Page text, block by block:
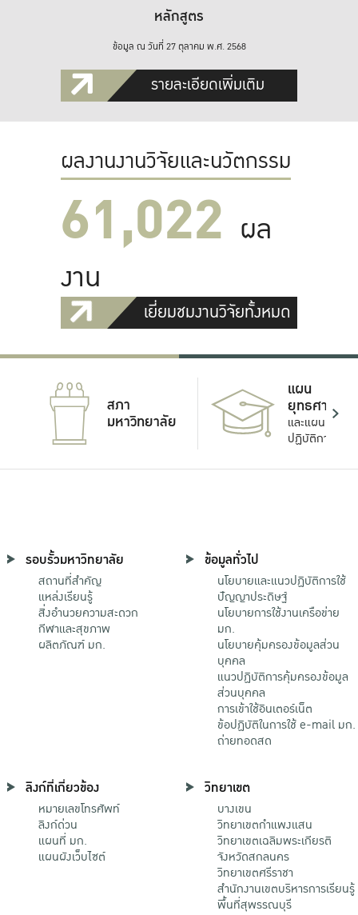
หลักสูตร
ข้อมูล ณ วันที่ 27 ตุลาคม พ.ศ. 2568
รายละเอียดเพิ่มเติม
ผลงานงานวิจัยและนวัตกรรม
61,022 ผล
งาน
เยี่ยมชมงานวิจัยทั้งหมด
สภา
มหาวิทยาลัย
แผน
ยุทธศาสตร์
และแผน
ปฏิบัติการ
รอบรั้วมหาวิทยาลัย
สถานที่สำคัญ
แหล่งเรียนรู้
สิ่งอำนวยความสะดวก
กีฬาและสุขภาพ
ผลิตภัณฑ์ มก.
ข้อมูลทั่วไป
นโยบายและแนวปฏิบัติการใช้
ปัญญาประดิษฐ์
นโยบายการใช้งานเครือข่าย
มก.
นโยบายคุ้มครองข้อมูลส่วน
บุคคล
แนวปฏิบัติการคุ้มครองข้อมูล
ส่วนบุคคล
การเข้าใช้อินเตอร์เน็ต
ข้อปฏิบัติในการใช้ e-mail มก.
ถ่ายทอดสด
ลิงก์ที่เกี่ยวข้อง
หมายเลขโทรศัพท์
ลิงก์ด่วน
แผนที่ มก.
แผนผังเว็บไซต์
วิทยาเขต
บางเขน
วิทยาเขตกําแพงแสน
วิทยาเขตเฉลิมพระเกียรติ
จังหวัดสกลนคร
วิทยาเขตศรีราชา
สำนักงานเขตบริหารการเรียนรู้
พื้นที่สุพรรณบุรี